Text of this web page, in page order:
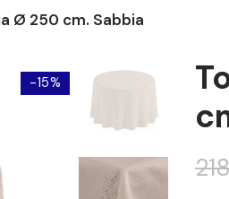
Ø 250 cm. Sabbia
-15%